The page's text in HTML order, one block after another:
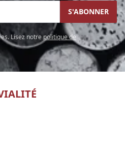
S'ABONNER
Lisez notre politique de